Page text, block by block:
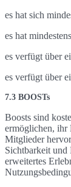
es hat sich
es hat
es verfügt über
es verfügt über
7.3 BOOSTs
Boosts sind
ermöglichen, ihr
Mitglieder
Sichtbarkeit
erweitertes